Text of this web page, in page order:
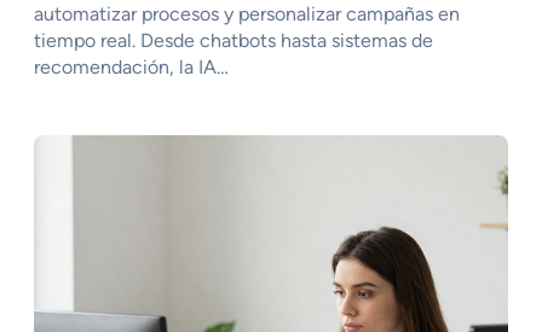
automatizar procesos y personalizar campañas en
tiempo real. Desde chatbots hasta sistemas de
recomendación, la IA…